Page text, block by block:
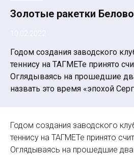
Золотые ракетки
Годом создания заводского
теннису на ТАГМЕТе принято
Оглядываясь на прошедшие
назвать это время «эпохой
Годом создания заводского
теннису на ТАГМЕТе принято
Оглядываясь на прошедшие два